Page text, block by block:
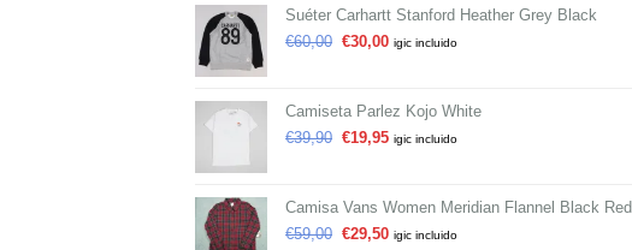
Suéter Carhartt Stanford Heather Grey Black
€60,00 €30,00 igic incluido
Camiseta Parlez Kojo White
€39,90 €19,95 igic incluido
Camisa Vans Women Meridian Flannel Black Red
€59,00 €29,50 igic incluido